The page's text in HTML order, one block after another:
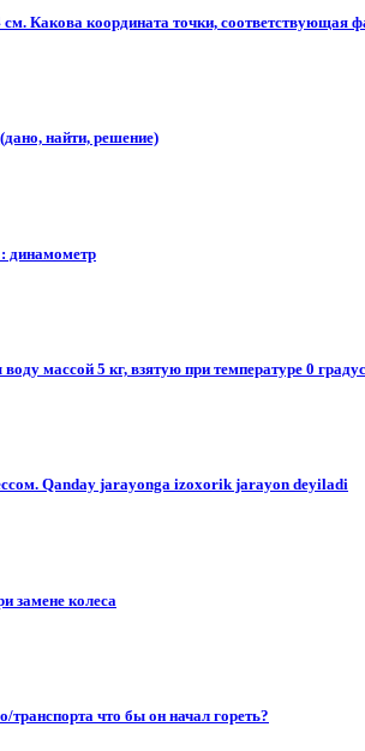
Какова координата точки, соответствующая
найти, решение)
динамометр
массой 5 кг, взятую при температуре 0
Qanday jarayonga izoxorik jarayon deyiladi​
замене колеса
что бы он начал гореть?